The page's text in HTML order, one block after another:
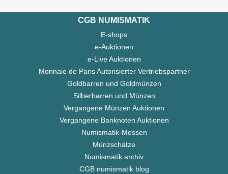
CGB NUMISMATIK
E-shops
e-Auktionen
e-Live Auktionen
Monnaie de Paris Autorisierter Vertriebspartner
Goldbarren und Goldmünzen
Silberbarren und Münzen
Vergangene Münzen Auktionen
Vergangene Banknoten Auktionen
Numismatik-Messen
Münzschätze
Numismatik archiv
CGB numismatik blog